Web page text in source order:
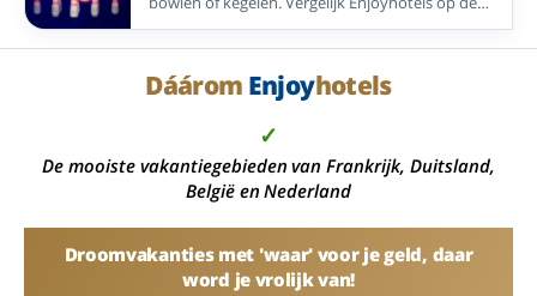
Veluwe, in de Betuwe en in Duitsland met deze
gezellige activiteit.
Dáárom Enjoyhotels
✓
De mooiste vakantiegebieden van Frankrijk, Duitsland,
België en Nederland
Droomvakanties met 'waar' voor je geld, daar
word je vrolijk van!